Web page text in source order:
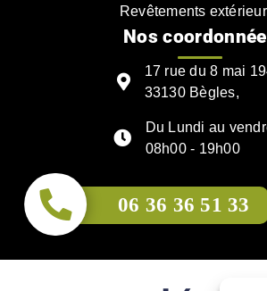
Revêtements
Nos
17 rue du 8 mai
33130 Bègles,
Du Lundi au
08h00 - 19h00
06 36 36 51 33